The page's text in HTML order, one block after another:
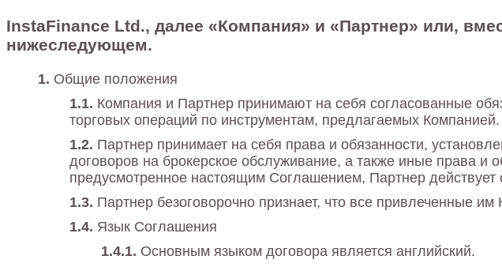
InstaFinance Ltd., далее «Компания» и «Партнер» или,
нижеследующем.
Общие положения
Компания и Партнер принимают на себя согласованные
торговых операций по инструментам, предлагаемых Компанией.
Партнер принимает на себя права и обязанности,
договоров на брокерское обслуживание, а также иные права
предусмотренное настоящим Соглашением, Партнер
Партнер безоговорочно признает, что все привлеченные
Язык Соглашения
Основным языком договора является английский.